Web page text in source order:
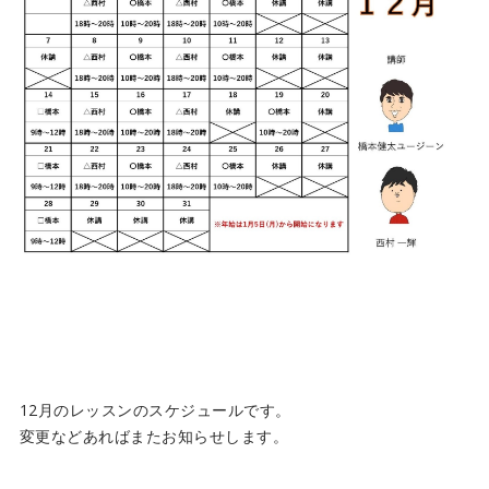
12月のレッスンのスケジュールです。
変更などあればまたお知らせします。